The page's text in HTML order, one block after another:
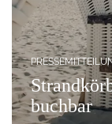
buchbar